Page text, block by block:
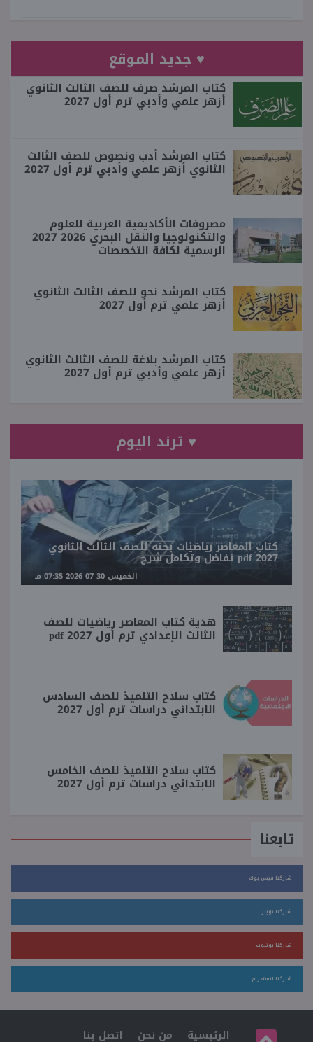
♥ جديد الموقع
كتاب المرشد صرف للصف الثالث الثانوي
أزهر علمي وأدبي ترم أول 2027
كتاب المرشد أدب ونصوص للصف الثالث
الثانوي أزهر علمي وأدبي ترم أول 2027
مصروفات الأكاديمية العربية للعلوم
والتكنولوجيا والنقل البحري 2026 2027
الرسمية لكافة التخصصات
كتاب المرشد نحو للصف الثالث الثانوي
أزهر علمي ترم أول 2027
كتاب المرشد بلاغة للصف الثالث الثانوي
أزهر علمي وأدبي ترم أول 2027
♥ ترند اليوم
كتاب المعاصر رياضيات بحته للصف الثالث الثانوي
2027 pdf تفاضل وتكامل شرح
الخميس 30-07-2026 07:35 مـ
هدية كتاب المعاصر رياضيات للصف
الثالث الإعدادي ترم أول 2027 pdf
كتاب سلاح التلميذ للصف السادس
الابتدائي دراسات ترم أول 2027
كتاب سلاح التلميذ للصف الخامس
الابتدائي دراسات ترم أول 2027
تابعنا
شاركنا فيس بوك
شاركنا تويتر
شاركنا يوتيوب
شاركنا انستجرام
الرئيسية من نحن اتصل بنا